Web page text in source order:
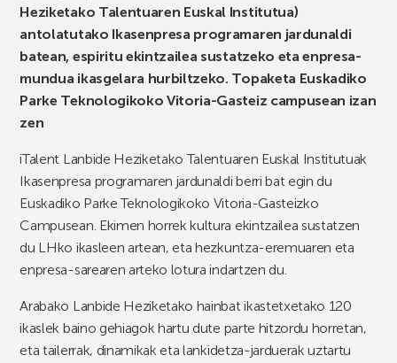
Heziketako Talentuaren Euskal Institutua)
antolatutako Ikasenpresa programaren jardunaldi
batean, espiritu ekintzailea sustatzeko eta enpresa-
mundua ikasgelara hurbiltzeko. Topaketa Euskadiko
Parke Teknologikoko Vitoria-Gasteiz campusean izan
zen
iTalent Lanbide Heziketako Talentuaren Euskal Institutuak
Ikasenpresa programaren jardunaldi berri bat egin du
Euskadiko Parke Teknologikoko Vitoria-Gasteizko
Campusean. Ekimen horrek kultura ekintzailea sustatzen
du LHko ikasleen artean, eta hezkuntza-eremuaren eta
enpresa-sarearen arteko lotura indartzen du.
Arabako Lanbide Heziketako hainbat ikastetxetako 120
ikaslek baino gehiagok hartu dute parte hitzordu horretan,
eta tailerrak, dinamikak eta lankidetza-jarduerak uztartu